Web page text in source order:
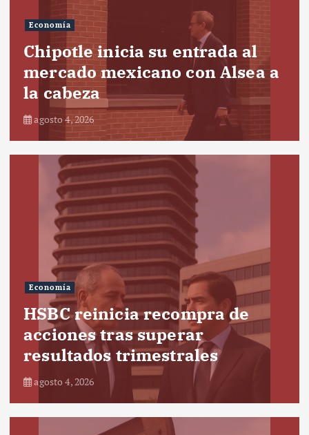
Economía
Chipotle inicia su entrada al
mercado mexicano con Alsea a
la cabeza
agosto 4, 2026
Economía
HSBC reinicia recompra de
acciones tras superar
resultados trimestrales
agosto 4, 2026